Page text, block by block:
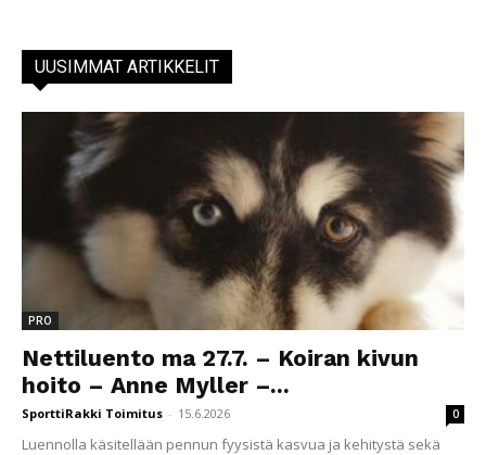
UUSIMMAT ARTIKKELIT
PRO
Nettiluento ma 27.7. – Koiran kivun
hoito – Anne Myller –...
SporttiRakki Toimitus - 15.6.2026 0
Luennolla käsitellään pennun fyysistä kasvua ja kehitystä sekä